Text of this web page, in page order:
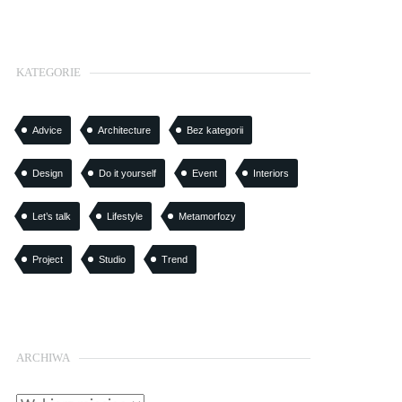
KATEGORIE
Advice Architecture Bez kategorii
Design Do it yourself Event Interiors
Let’s talk Lifestyle Metamorfozy
Project Studio Trend
ARCHIWA